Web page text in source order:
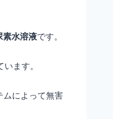
素水溶液です。
ます。
ムによって無害